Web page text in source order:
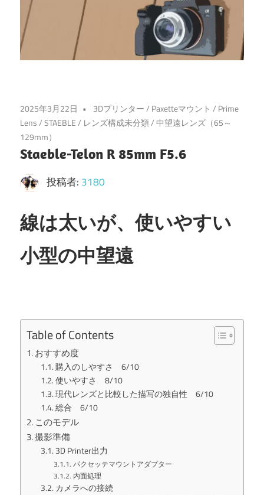
2025年3月22日 3Dプリンター/ Paxetteマウント / Prime
Lens/STAEBLE/ レンズ構成未分類/中望遠レンズ（65～
129mm）
Staeble-Telon R 85mm F5.6
投稿者: 3180
線は太いが、使いやすい
小型の中望遠
Table of Contents
おすすめ度
購入のしやすさ 6/10
使いやすさ 8/10
現代レンズと比較した描写の独自性 6/10
総合 6/10
このモデル
撮影準備
3D Printer出力
パクセッテマウントアダプター
内面処理
カメラへの接続